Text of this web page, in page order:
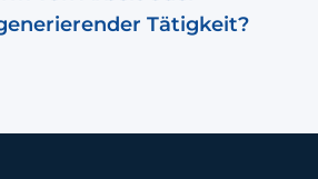
Tätigkeit?